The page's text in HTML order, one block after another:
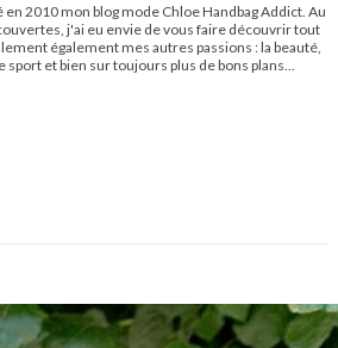
2010 mon blog mode Chloe Handbag Addict. Au
j'ai eu envie de vous faire découvrir tout
également mes autres passions : la beauté,
sport et bien sur toujours plus de bons plans...